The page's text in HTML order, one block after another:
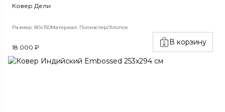
Ковер Дели
Размер: 80x150Материал: Полиэстер/Хлопок
18 000 ₽
В корзину